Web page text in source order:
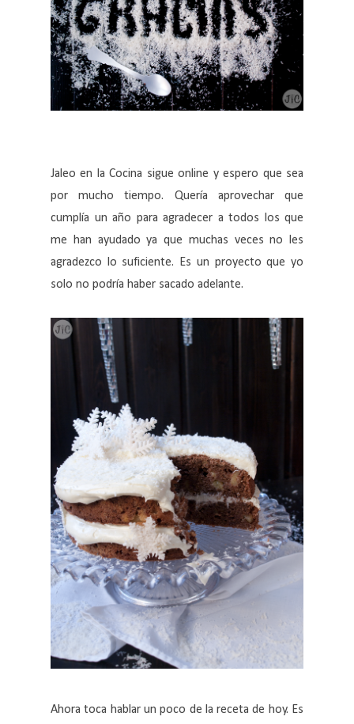
Jaleo en la Cocina sigue online y espero que sea
por mucho tiempo. Quería aprovechar que
cumplía un año para agradecer a todos los que
me han ayudado ya que muchas veces no les
agradezco lo suficiente. Es un proyecto que yo
solo no podría haber sacado adelante.
Ahora toca hablar un poco de la receta de hoy. Es